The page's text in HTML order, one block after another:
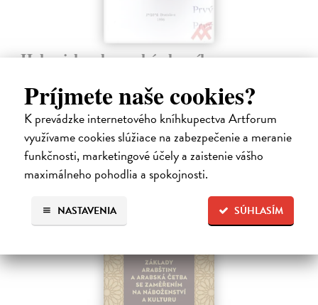
Príjmete naše cookies?
K prevádzke internetového kníhkupectva Artforum
využívame cookies slúžiace na zabezpečenie a meranie
funkčnosti, marketingové účely a zaistenie vášho
maximálneho pohodlia a spokojnosti.
SÚHLASÍM
NASTAVENIA
Hebrejsko-slovenský slovník
Hebrejsko - slovenský slovník, vydanie z roku 1996.
Na sklade
30,94 €
31,90 € ?